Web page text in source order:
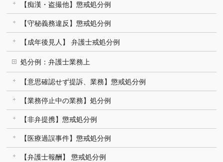
【痴漢・盗撮他】懲戒処分例
【守秘義務違反】懲戒処分例
【成年後見人】 弁護士戒処分例
処分例：弁護士業務上
【意思確認せず提訴、業務】懲戒処分例
【業務停止中の業務】処分例
【非弁提携】懲戒処分例
【医療過誤事件】懲戒処分例
【弁護士報酬】 懲戒処分例